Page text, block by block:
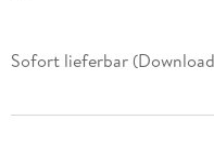
Sofort lieferbar